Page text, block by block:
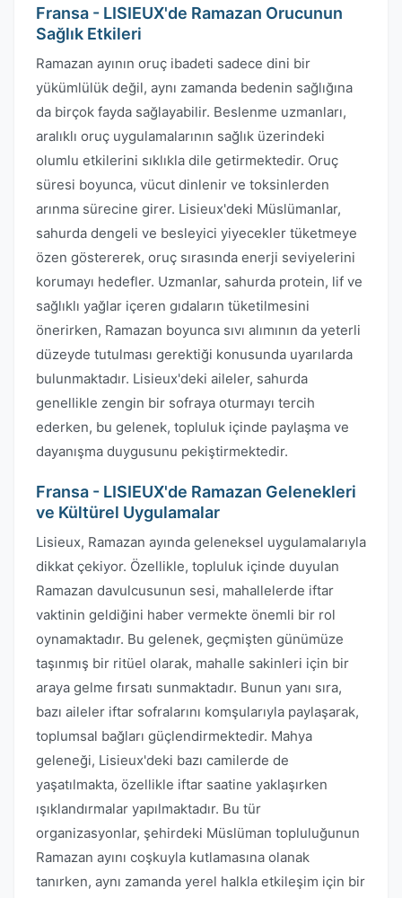
Fransa - LISIEUX'de Ramazan Orucunun
Sağlık Etkileri
Ramazan ayının oruç ibadeti sadece dini bir
yükümlülük değil, aynı zamanda bedenin sağlığına
da birçok fayda sağlayabilir. Beslenme uzmanları,
aralıklı oruç uygulamalarının sağlık üzerindeki
olumlu etkilerini sıklıkla dile getirmektedir. Oruç
süresi boyunca, vücut dinlenir ve toksinlerden
arınma sürecine girer. Lisieux'deki Müslümanlar,
sahurda dengeli ve besleyici yiyecekler tüketmeye
özen göstererek, oruç sırasında enerji seviyelerini
korumayı hedefler. Uzmanlar, sahurda protein, lif ve
sağlıklı yağlar içeren gıdaların tüketilmesini
önerirken, Ramazan boyunca sıvı alımının da yeterli
düzeyde tutulması gerektiği konusunda uyarılarda
bulunmaktadır. Lisieux'deki aileler, sahurda
genellikle zengin bir sofraya oturmayı tercih
ederken, bu gelenek, topluluk içinde paylaşma ve
dayanışma duygusunu pekiştirmektedir.
Fransa - LISIEUX'de Ramazan Gelenekleri
ve Kültürel Uygulamalar
Lisieux, Ramazan ayında geleneksel uygulamalarıyla
dikkat çekiyor. Özellikle, topluluk içinde duyulan
Ramazan davulcusunun sesi, mahallelerde iftar
vaktinin geldiğini haber vermekte önemli bir rol
oynamaktadır. Bu gelenek, geçmişten günümüze
taşınmış bir ritüel olarak, mahalle sakinleri için bir
araya gelme fırsatı sunmaktadır. Bunun yanı sıra,
bazı aileler iftar sofralarını komşularıyla paylaşarak,
toplumsal bağları güçlendirmektedir. Mahya
geleneği, Lisieux'deki bazı camilerde de
yaşatılmakta, özellikle iftar saatine yaklaşırken
ışıklandırmalar yapılmaktadır. Bu tür
organizasyonlar, şehirdeki Müslüman topluluğunun
Ramazan ayını coşkuyla kutlamasına olanak
tanırken, aynı zamanda yerel halkla etkileşim için bir